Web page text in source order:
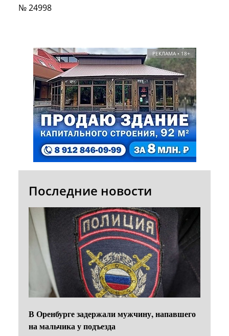
№ 24998
РЕКЛАМА • 18+
Последние новости
В Оренбурге задержали мужчину, напавшего
на мальчика у подъезда